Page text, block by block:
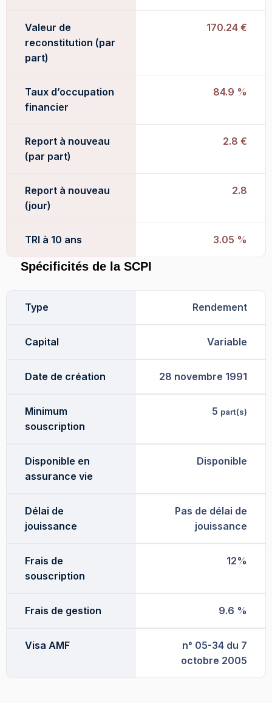
Valeur de
reconstitution (par
part)
170.24 €
Taux d’occupation
financier
84.9 %
Report à nouveau
(par part)
2.8 €
Report à nouveau
(jour)
2.8
TRI à 10 ans 3.05 %
Spécificités de la SCPI
Type Rendement
Capital Variable
Date de création 28 novembre 1991
Minimum
souscription
5 part(s)
Disponible en
assurance vie
Disponible
Délai de
jouissance
Pas de délai de
jouissance
Frais de
souscription
12%
Frais de gestion 9.6 %
Visa AMF
n° 05-34 du 7
octobre 2005